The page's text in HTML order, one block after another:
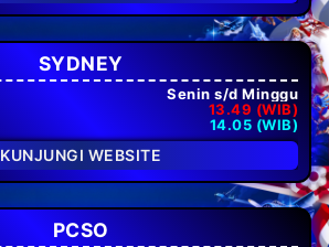
SYDNEY
Senin s/d Minggu
13.49 (WIB)
14.05 (WIB)
KUNJUNGI WEBSITE
PCSO